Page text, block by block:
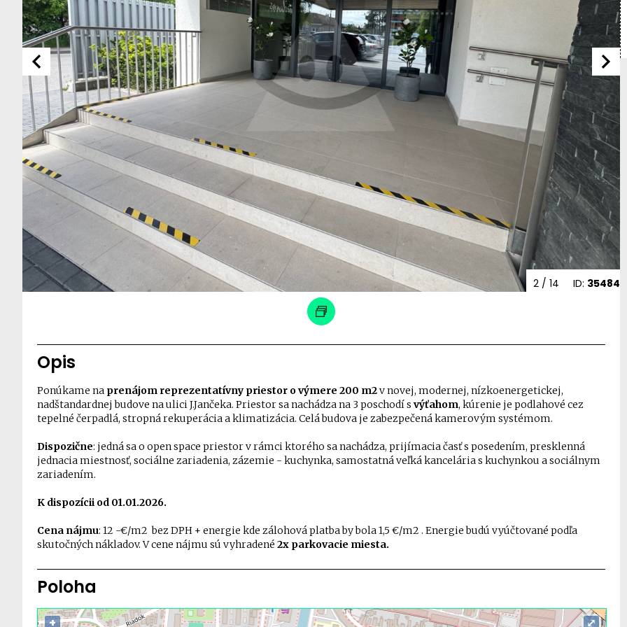
ID: 35484
2/ 14
Opis
Ponúkame na prenájom reprezentatívny priestor o výmere 200 m2v novej, modernej, nízkoenergetickej,
nadštandardnej budove na ulici J.Jančeka. Priestor sa nachádza na 3 poschodí svýťahom, kúrenie je podlahové cez
tepelné čerpadlá, stropná rekuperácia a klimatizácia. Celá budova je zabezpečená kamerovým systémom.
Dispozične: jedná sa o open space priestor v rámci ktorého sa nachádza, prijímacia časť s posedením, presklenná
jednacia miestnosť, sociálne zariadenia, zázemie - kuchynka, samostatná veľká kancelária s kuchynkou a sociálnym
zariadením.
K dispozícii od 01.01.2026.
Cena nájmu: 12 -€/m2 bez DPH + energie kde zálohová platba by bola 1,5 €/m2 . Energie budú vyúčtované podľa
skutočných nákladov. V cene nájmu sú vyhradené 2x parkovacie miesta.
Poloha
+ ⤢